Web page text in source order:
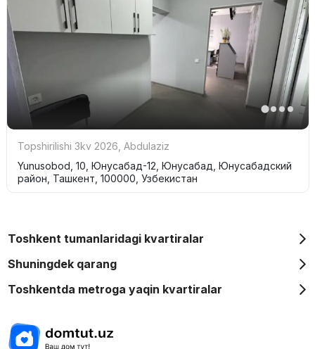
Topshirilishi 3kv 2026 Abdulaziz
Yunusobod, 10, Юнусабад-12, Юнусабад, Юнусабадский
район, Ташкент, 100000, Узбекистан
Toshkent tumanlaridagi kvartiralar
Shuningdek qarang
Toshkentda metroga yaqin kvartiralar